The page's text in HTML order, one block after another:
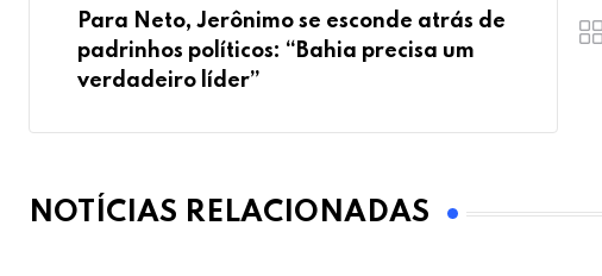
Para Neto, Jerônimo se esconde atrás de
padrinhos políticos: “Bahia precisa um
verdadeiro líder”
NOTÍCIAS RELACIONADAS